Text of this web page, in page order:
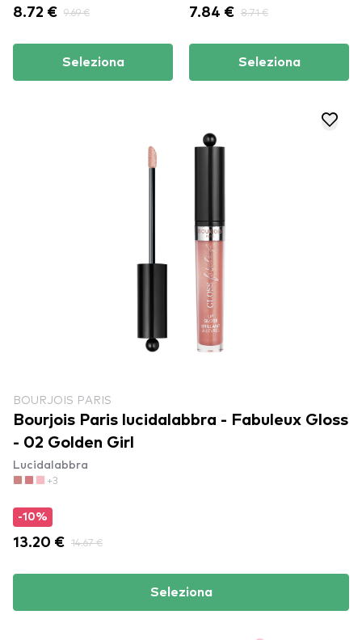
8.72 € 9.69 €
Seleziona
7.84 € 8.71 €
Seleziona
BOURJOIS PARIS
Bourjois Paris lucidalabbra - Fabuleux Gloss
- 02 Golden Girl
Lucidalabbra
+3
-10%
13.20 € 14.67 €
Seleziona